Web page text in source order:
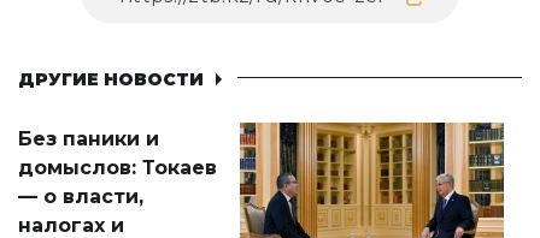
ДРУГИЕ НОВОСТИ
Без паники и
домыслов: Токаев
— о власти,
налогах и